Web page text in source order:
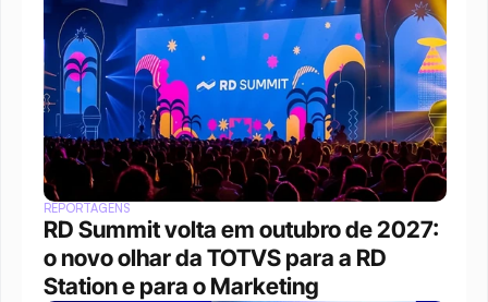
REPORTAGENS
RD Summit volta em outubro de 2027:
o novo olhar da TOTVS para a RD
Station e para o Marketing